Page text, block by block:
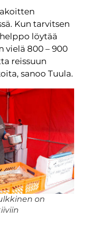
Kun tarvitsen
löytää
vielä 800 – 900
reissuun
sanoo Tuula.
on